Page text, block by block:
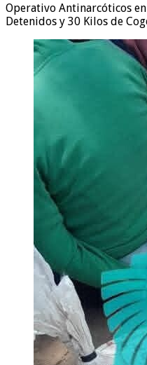
Operativo Antinarcóticos
Detenidos y 30 Kilos de